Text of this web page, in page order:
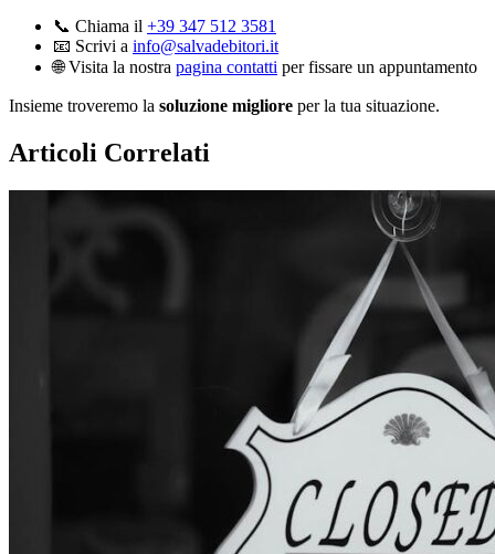
📞 Chiama il +39 347 512 3581
📧 Scrivi a info@salvadebitori.it
🌐 Visita la nostra pagina contatti per fissare un appuntamento
Insieme troveremo la soluzione migliore per la tua situazione.
Articoli Correlati